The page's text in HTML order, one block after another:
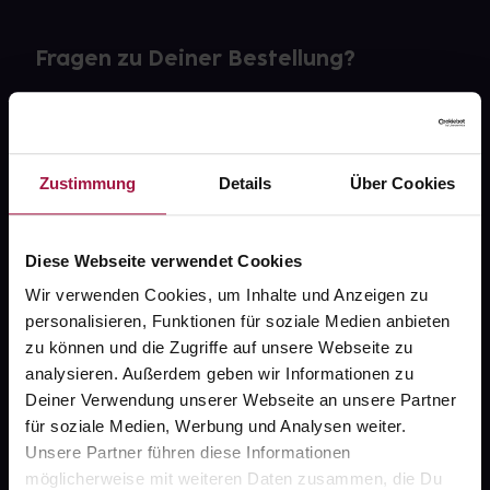
Zustimmung Details Über Cookies
Diese Webseite verwendet Cookies
Wir verwenden Cookies, um Inhalte und Anzeigen zu
personalisieren, Funktionen für soziale Medien anbieten
zu können und die Zugriffe auf unsere Webseite zu
analysieren. Außerdem geben wir Informationen zu
Deiner Verwendung unserer Webseite an unsere Partner
für soziale Medien, Werbung und Analysen weiter.
Unsere Partner führen diese Informationen
möglicherweise mit weiteren Daten zusammen, die Du
Fragen zu Deiner Bestellung?
gesund.de
Über uns
Karriere
Newsletter